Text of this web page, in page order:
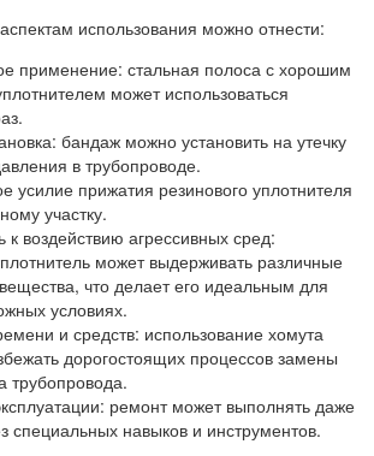
использования можно отнести:
применение: стальная полоса с хорошим
может использоваться
бандаж можно установить на утечку
в трубопроводе.
усилие прижатия резинового уплотнителя
участку.
к воздействию агрессивных сред:
может выдерживать различные
что делает его идеальным для
условиях.
и средств: использование хомута
дорогостоящих процессов замены
трубопровода.
ремонт может выполнять даже
специальных навыков и инструментов.